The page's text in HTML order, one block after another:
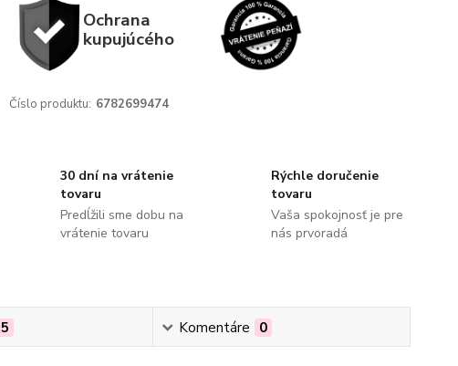
Ochrana
kupujúcého
Číslo produktu: 6782699474
30 dní na vrátenie
tovaru
Predĺžili sme dobu na
vrátenie tovaru
Rýchle doručenie
tovaru
Vaša spokojnosť je pre
nás prvoradá
5 Komentáre 0